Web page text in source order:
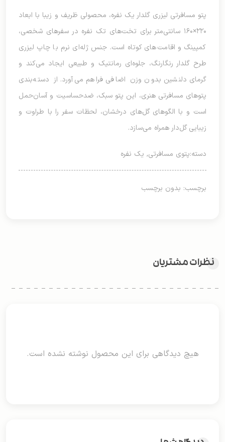
پتو مسافرتی لیزری گلدار یک نفره، محصولی ظریف و زیبا با ابعاد
۲۲۰×۱۶۰ سانتی‌متر برای تخت‌های تک نفره در سفرهای شخصی،
کمپینگ و اقامت‌های کوتاه است. جنس ژله‌ای نرم با چاپ لیزری
طرح گلدار رنگارنگ، جلوه‌ای رمانتیک و طبیعی ایجاد می‌کند و
گرمای دلنشین بدون وزن اضافی فراهم می‌آورد. از دسته‌بندی
پتوهای مسافرتی هنری، این پتو سبک، ضدحساسیت و آسان‌حمل
است و با الگوهای گل‌های درخشان، لحظات سفر را با طراوت و
زیبایی گل‌دار همراه می‌سازد.
دسته:پتوی مسافرتی, یک نفره
برچسب: بدون برچسب
نظرات مشتریان
هیچ دیدگاهی برای این محصول نوشته نشده است.